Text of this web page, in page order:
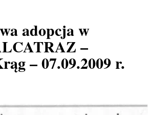
adopcja w
–
– 07.09.2009 r.